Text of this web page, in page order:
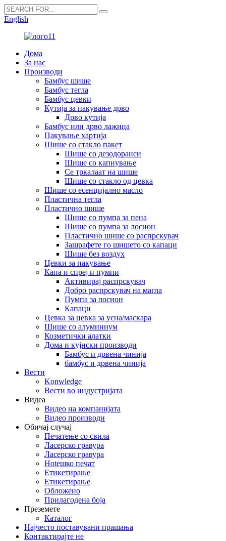
English
Дома
За нас
Производи
Бамбус шише
Бамбус тегла
Бамбус цевки
Кутија за пакување дрво
Дрво кутија
Бамбус или дрво лажица
Пакување хартија
Шише со стакло пакет
Шише со дезодоранси
Шише со капнување
Се тркалаат на шише
Шише со стакло од цевка
Шише со есенцијално масло
Пластична тегла
Пластично шише
Шише со пумпа за пена
Шише со пумпа за лосион
Пластично шише со распрскувач
Зашрафете го шишето со капаци
Шише без воздух
Цевки за пакување
Капа и спреј и пумпи
Активирај распрскувач
Добро распрскувач на магла
Пумпа за лосион
Капаци
Цевка за цевка за усна/маскара
Шише со алуминиум
Козметички алатки
Дома и кујнски производи
Бамбус и дрвена чинија
бамбус и дрвена чинија
Вести
Konwledge
Вести во индустријата
Видеа
Видео на компанијата
Видео производи
Обичај случај
Печатење со свила
Ласерско гравура
Ласерско гравура
Hotешко печат
Етикетирање
Етикетирање
Обложено
Прилагодена боја
Преземете
Каталог
Најчесто поставувани прашања
Контактирајте не